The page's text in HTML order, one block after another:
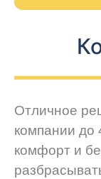
Отличное
компании до
комфорт и